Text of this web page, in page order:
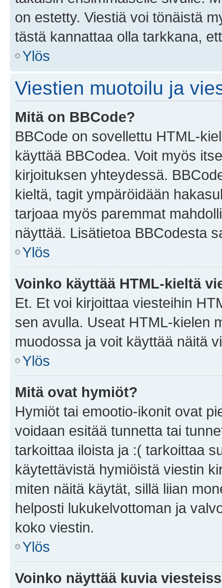
on estetty. Viestiä voi tönäistä
tästä kannattaa olla tarkkana,
Ylös
Viestien muotoilu ja
Mitä on BBCode?
BBCode on sovellettu HTML-
käyttää BBCodea. Voit myös
kirjoituksen yhteydessä.
kieltä, tagit ympäröidään
tarjoaa myös paremmat
näyttää. Lisätietoa BBCodesta
Ylös
Voinko käyttää HTML-kieltä
Et. Et voi kirjoittaa viesteihin
sen avulla. Useat HTML-kielen
muodossa ja voit käyttää näitä
Ylös
Mitä ovat hymiöt?
Hymiöt tai emootio-ikonit ovat
voidaan esitää tunnetta tai
tarkoittaa iloista ja :( tarkoittaa
käytettävistä hymiöistä viestin
miten näitä käytät, sillä liian
helposti lukukelvottoman ja
koko viestin.
Ylös
Voinko näyttää kuvia